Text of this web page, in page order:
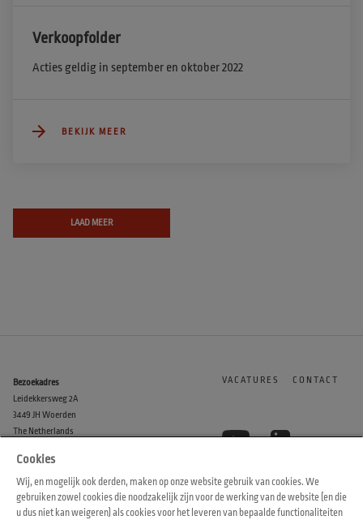
Verkoopfolder
Acties geldig in september en oktober 2022
BEKIJK MEER
LAAD MEER
Bezoekadres
Leidekkersweg 2A
3449 JH Woerden
The Netherlands
30133415
VACATURES CONTACT
Cookies
Wij, en mogelijk ook derden, maken op onze website gebruik van cookies. We
gebruiken zowel cookies die noodzakelijk zijn voor de werking van de website (en die
u dus niet kan weigeren) als cookies voor het leveren van bepaalde functionaliteiten